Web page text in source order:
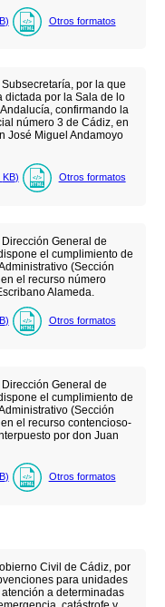
) Otros formatos
por la que
dictada por la Sala de lo
confirmando la
número 3 de Cádiz, en
José Miguel Andamoyo
KB) Otros formatos
General de
el cumplimiento de
(Sección
el recurso número
Alameda.
) Otros formatos
General de
el cumplimiento de
(Sección
el recurso contencioso-
por don Juan
) Otros formatos
Civil de Cádiz, por
para unidades
a determinadas